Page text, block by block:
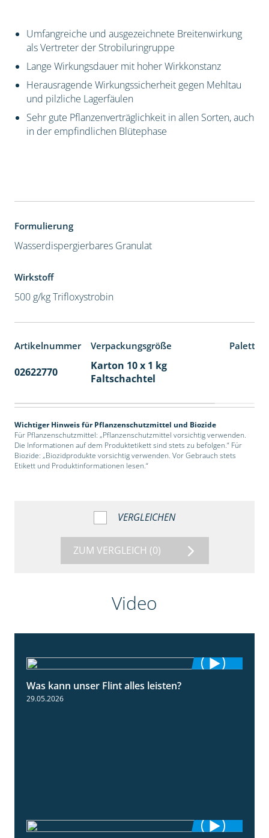
Umfangreiche und ausgezeichnete Breitenwirkung
als Vertreter der Strobiluringruppe
Lange Wirkungsdauer mit hoher Wirkkonstanz
Herausragende Wirkungssicherheit gegen Mehltau
und pilzliche Lagerfäulen
Sehr gute Pflanzenverträglichkeit in allen Sorten, auch
in der empfindlichen Blütephase
Formulierung
Wasserdispergierbares Granulat
Wirkstoff
500 g/kg Trifloxystrobin
Artikelnummer Verpackungsgröße
02622770
Karton 10 x 1 kg
Faltschachtel
Wichtiger Hinweis für Pflanzenschutzmittel und Biozide
Für Pflanzenschutzmittel: „Pflanzenschutzmittel vorsichtig verwenden.
Die Informationen auf dem Produktetikett sind stets zu befolgen.“ Für
Biozide: „Biozidprodukte vorsichtig verwenden. Vor Gebrauch stets
Etikett und Produktinformationen lesen.“
VERGLEICHEN
ZUM VERGLEICH (0)
Video
Was kann unser Flint alles leisten?
29.05.2026